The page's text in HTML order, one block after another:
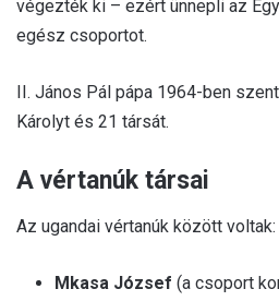
végezték ki – ezért ünnepli az
egész csoportot.
II. János Pál pápa 1964-ben
Károlyt és 21 társát.
A vértanúk társai
Az ugandai vértanúk között voltak:
Mkasa József (a csoport